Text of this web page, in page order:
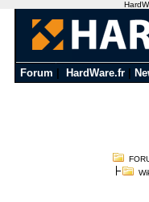
Forum HardWare.fr